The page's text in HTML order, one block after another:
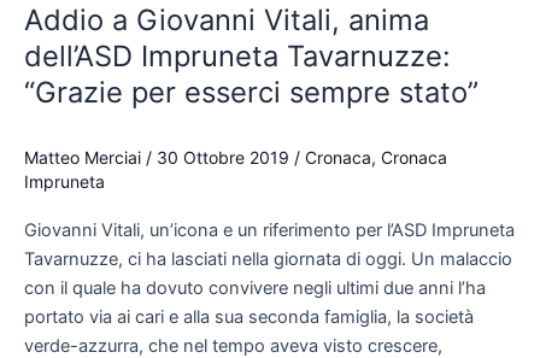
Addio a Giovanni Vitali, anima
dell’ASD Impruneta Tavarnuzze:
“Grazie per esserci sempre stato”
Matteo Merciai / 30 Ottobre 2019 / Cronaca, Cronaca
Impruneta
Giovanni Vitali, un’icona e un riferimento per l’ASD Impruneta
Tavarnuzze, ci ha lasciati nella giornata di oggi. Un malaccio
con il quale ha dovuto convivere negli ultimi due anni l’ha
portato via ai cari e alla sua seconda famiglia, la società
verde-azzurra, che nel tempo aveva visto crescere,
Giovanni
Vitali,
anima
dell’ASD
Tavarnuzze:
“Grazie
per
esserci
sempre
stato”